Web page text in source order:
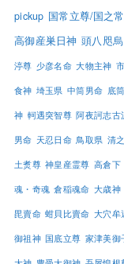
pickup 国常立尊/国之
高御産巣日神 頭八咫烏
渟尊 少彦名命 大物主神
食神 埼玉県 中筒男命 底
神 軻遇突智尊 阿夜訶志古
男命 天忍日命 鳥取県 清
土煑尊 神皇産霊尊 高倉下
魂・奇魂 倉稲魂命 大歳神
毘賣命 蚶貝比賣命 大穴牟
御祖神 国底立尊 家津美御